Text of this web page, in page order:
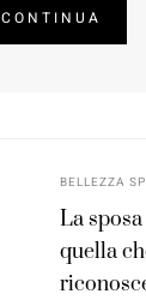
CONTINUA
BELLEZZA
La
quella